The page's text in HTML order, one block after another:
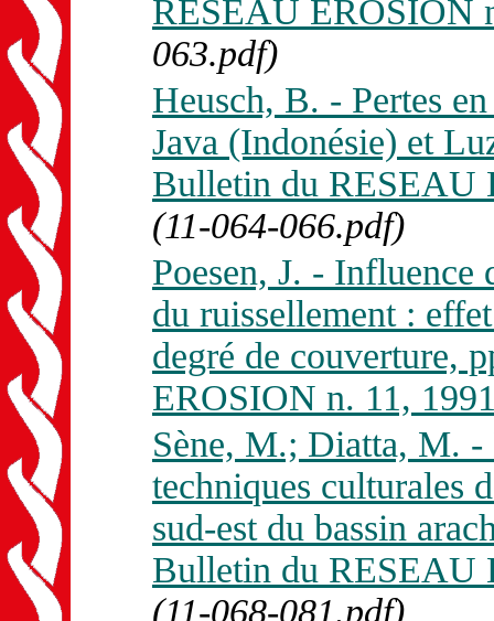
RESEAU EROSION
063.pdf)
Heusch, B. - Pertes
Java (Indonésie) et
Bulletin du RESEAU
(11-064-066.pdf)
Poesen, J. - Influence
du ruissellement :
degré de couverture,
EROSION n. 11,
Sène, M.; Diatta, M. -
techniques culturales
sud-est du bassin
Bulletin du RESEAU
(11-068-081.pdf)